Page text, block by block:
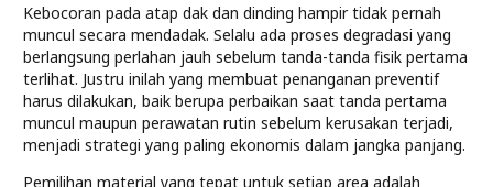
Kebocoran pada atap dak dan dinding hampir tidak pernah
muncul secara mendadak. Selalu ada proses degradasi yang
berlangsung perlahan jauh sebelum tanda-tanda fisik pertama
terlihat. Justru inilah yang membuat penanganan preventif
harus dilakukan, baik berupa perbaikan saat tanda pertama
muncul maupun perawatan rutin sebelum kerusakan terjadi,
menjadi strategi yang paling ekonomis dalam jangka panjang.
Pemilihan material yang tepat untuk setiap area adalah